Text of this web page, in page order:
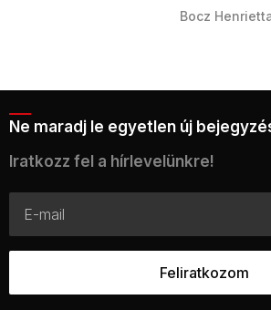
Bocz
Ne maradj le egyetlen új
Iratkozz fel a hírlevelünkre!